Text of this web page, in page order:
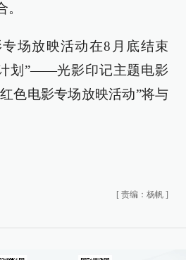
场放映活动在8月底结束
划”——光影印记主题电影
色电影专场放映活动”将与
[ 责编：杨帆 ]